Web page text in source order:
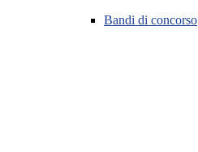
Bandi di concorso